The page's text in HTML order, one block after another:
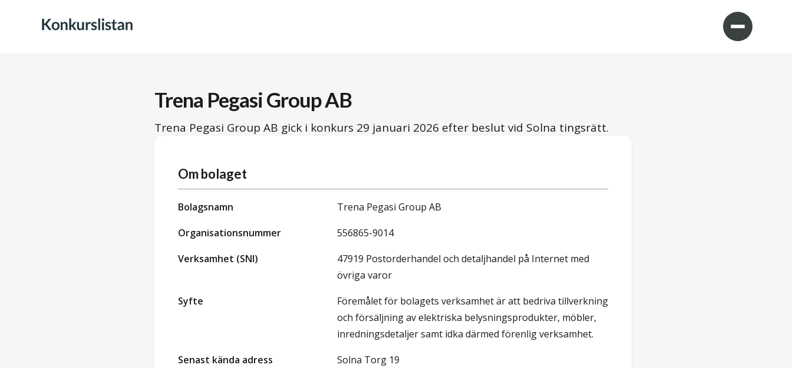
Trena Pegasi Group AB
Trena Pegasi Group AB gick i konkurs 29 januari 2026 efter beslut vid Solna tingsrätt.
Om bolaget
Bolagsnamn
Trena Pegasi Group AB
Organisationsnummer
556865-9014
Verksamhet (SNI)
47919 Postorderhandel och detaljhandel på Internet med
övriga varor
Syfte
Föremålet för bolagets verksamhet är att bedriva tillverkning
och försäljning av elektriska belysningsprodukter, möbler,
inredningsdetaljer samt idka därmed förenlig verksamhet.
Senast kända adress
Solna Torg 19